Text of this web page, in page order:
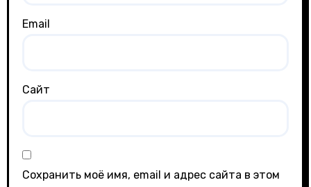
Email
Сайт
Сохранить моё имя, email и адрес сайта в этом